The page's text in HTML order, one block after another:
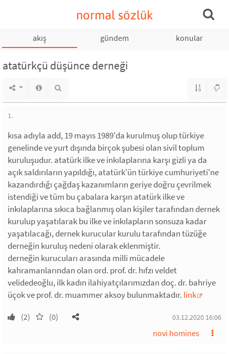
normal sözlük
akış gündem konular
atatürkçü düşünce derneği
1.
kısa adıyla add, 19 mayıs 1989'da kurulmuş olup türkiye
genelinde ve yurt dışında birçok şubesi olan sivil toplum
kuruluşudur. atatürk ilke ve inkılaplarına karşı gizli ya da
açık saldırıların yapıldığı, atatürk'ün türkiye cumhuriyeti'ne
kazandırdığı çağdaş kazanımların geriye doğru çevrilmek
istendiği ve tüm bu çabalara karşın atatürk ilke ve
inkılaplarına sıkıca bağlanmış olan kişiler tarafından dernek
kurulup yaşatılarak bu ilke ve inkılapların sonsuza kadar
yaşatılacağı, dernek kurucular kurulu tarafından tüzüğe
derneğin kuruluş nedeni olarak eklenmiştir.
derneğin kurucuları arasında milli mücadele
kahramanlarından olan ord. prof. dr. hıfzı veldet
velidedeoğlu, ilk kadın ilahiyatçılarımızdan doç. dr. bahriye
üçok ve prof. dr. muammer aksoy bulunmaktadır. link
(2) (0) 03.12.2020 16:06
novi homines